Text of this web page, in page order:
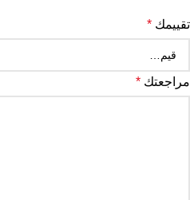
تقييمك *
مراجعتك *